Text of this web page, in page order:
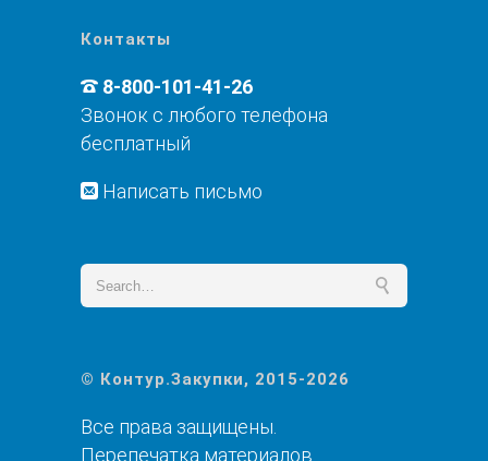
Контакты
8-800-101-41-26
Звонок с любого телефона
бесплатный
Написать письмо
© Контур.Закупки, 2015-2026
Все права защищены.
Перепечатка материалов